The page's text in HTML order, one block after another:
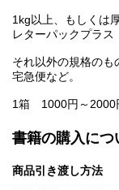
1kg以上、もしくは
レターパックプラ
それ以外の規格の
宅急便など。
1箱 1000円～2000
書籍の購入につ
商品引き渡し方法